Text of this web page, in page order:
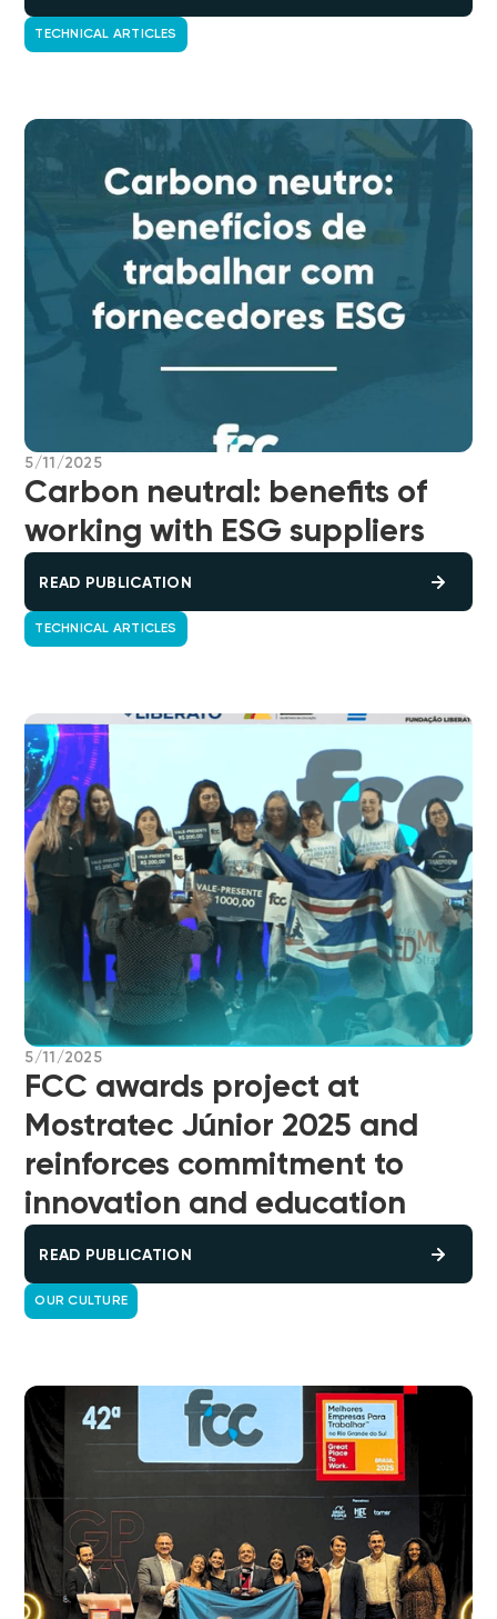
TECHNICAL ARTICLES
5/11/2025
Carbon neutral: benefits of
working with ESG suppliers
READ PUBLICATION
TECHNICAL ARTICLES
5/11/2025
FCC awards project at
Mostratec Júnior 2025 and
reinforces commitment to
innovation and education
READ PUBLICATION
OUR CULTURE